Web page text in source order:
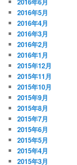
2016年5月
2016年4月
2016年3月
2016年2月
2016年1月
2015年12月
2015年11月
2015年10月
2015年9月
2015年8月
2015年7月
2015年6月
2015年5月
2015年4月
2015年3月